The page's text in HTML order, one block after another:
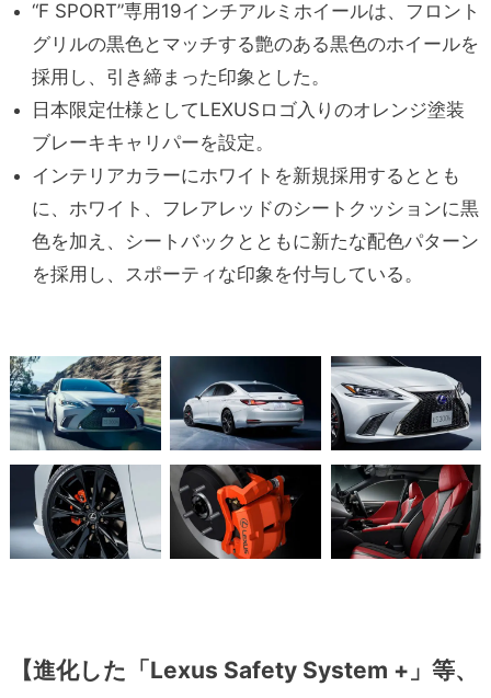
“F SPORT”専用19インチアルミホイールは、フロント
グリルの黒色とマッチする艶のある黒色のホイールを
採用し、引き締まった印象とした。
日本限定仕様としてLEXUSロゴ入りのオレンジ塗装
ブレーキキャリパーを設定。
インテリアカラーにホワイトを新規採用するととも
に、ホワイト、フレアレッドのシートクッションに黒
色を加え、シートバックとともに新たな配色パターン
を採用し、スポーティな印象を付与している。
【進化した 「Lexus Safety System +」等、